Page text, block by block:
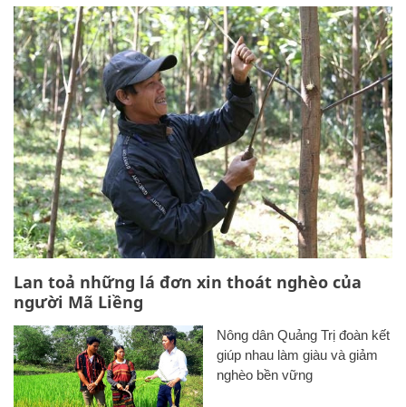
Lan toả những lá đơn xin thoát nghèo của
người Mã Liềng
Nông dân Quảng Trị đoàn kết
giúp nhau làm giàu và giảm
nghèo bền vững